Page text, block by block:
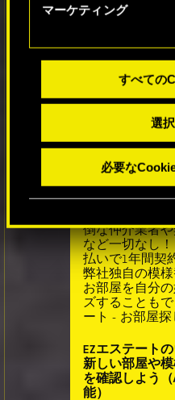
マーケティング
すべての
選
必要な
Vの新しい
クローゼット
ような狭い部
100階まで階段
すぎる？ 隣の
せいで一睡も
れ！ ノースサ
ナー用物件か
のデザイナー
倒な仲介業者
など一切なし
払いで1年間契
弊社独自の模様
お部屋を自分
ズすることも
ート - お部屋
EZエステート
新しい部屋や
を確認しよう（
能）